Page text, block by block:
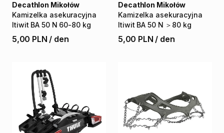
Kamizelka asekuracyjna
Itiwit BA 50 N 60-80 kg
Decathlon Mikołów
5,00 PLN / den
Kamizelka asekuracyjna
Itiwit BA 50 N ＞80 kg
Decathlon Mikołów
5,00 PLN / den